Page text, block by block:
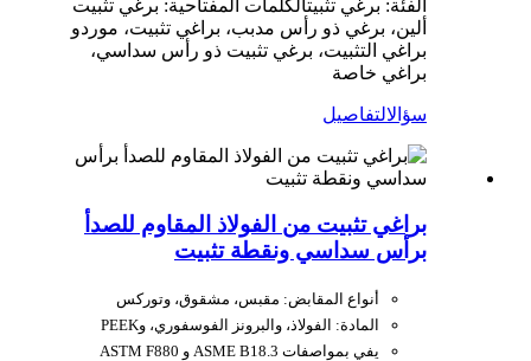
الفئة: برغي تثبيتالكلمات المفتاحية: برغي تثبيت
ألين، برغي ذو رأس مدبب، براغي تثبيت، موردو
براغي التثبيت، برغي تثبيت ذو رأس سداسي،
براغي خاصة
سؤالالتفاصيل
براغي تثبيت من الفولاذ المقاوم للصدأ
برأس سداسي ونقطة تثبيت
أنواع المقابض: مقبس، مشقوق، وتوركس
المادة: الفولاذ، والبرونز الفوسفوري، وPEEK
يفي بمواصفات ASME B18.3 و ASTM F880